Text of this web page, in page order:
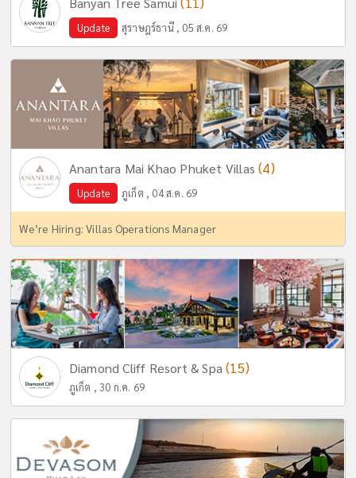
Update สุราษฎร์ธานี , 05 ส.ค. 69
Anantara Mai Khao Phuket Villas(4)
Update ภูเก็ต , 04 ส.ค. 69
We’re Hiring: Villas Operations Manager
Diamond Cliff Resort & Spa(15)
ภูเก็ต , 30 ก.ค. 69